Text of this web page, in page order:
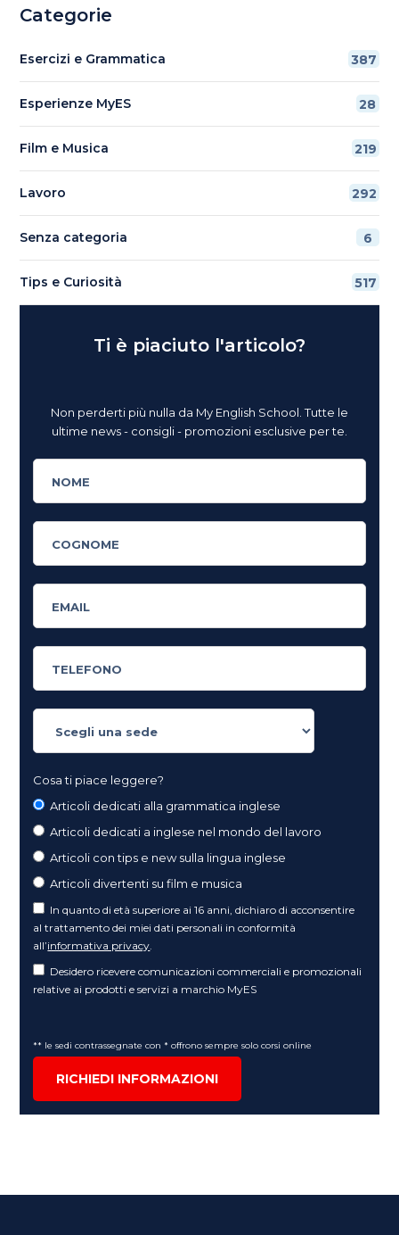
Categorie
Esercizi e Grammatica 387
Esperienze MyES 28
Film e Musica 219
Lavoro 292
Senza categoria 6
Tips e Curiosità 517
Ti è piaciuto l'articolo?
Non perderti più nulla da My English School. Tutte le
ultime news - consigli - promozioni esclusive per te.
Cosa ti piace leggere?
Articoli dedicati alla grammatica inglese
Articoli dedicati a inglese nel mondo del lavoro
Articoli con tips e new sulla lingua inglese
Articoli divertenti su film e musica
In quanto di età superiore ai 16 anni, dichiaro di acconsentire
al trattamento dei miei dati personali in conformità
all’informativa privacy
Desidero ricevere comunicazioni commerciali e promozionali
relative ai prodotti e servizi a marchio MyES
** le sedi contrassegnate con * offrono sempre solo corsi online
RICHIEDI INFORMAZIONI